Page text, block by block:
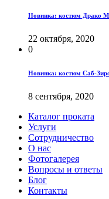
Новинка: костюм Драко
22 октября, 2020
0
Новинка: костюм Саб-
8 сентября, 2020
Каталог проката
Услуги
Сотрудничество
О нас
Фотогалерея
Вопросы и ответы
Блог
Контакты